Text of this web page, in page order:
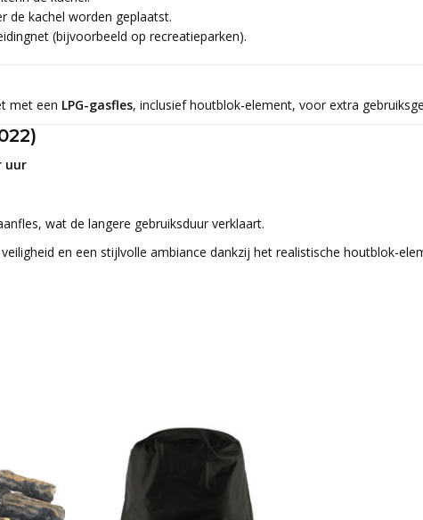
de kachel worden geplaatst.
(bijvoorbeeld op recreatieparken).
met een LPG-gasfles, inclusief houtblok-element, voor extra
uur
wat de langere gebruiksduur verklaart.
en een stijlvolle ambiance dankzij het realistische houtblok-